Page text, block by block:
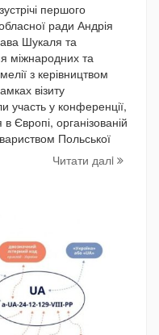
першого
ради Андрія
Шукаля та
міжнародних та
з керівництвом
візиту
участь у конференції,
Європі, організованій
Польської
Читати далi